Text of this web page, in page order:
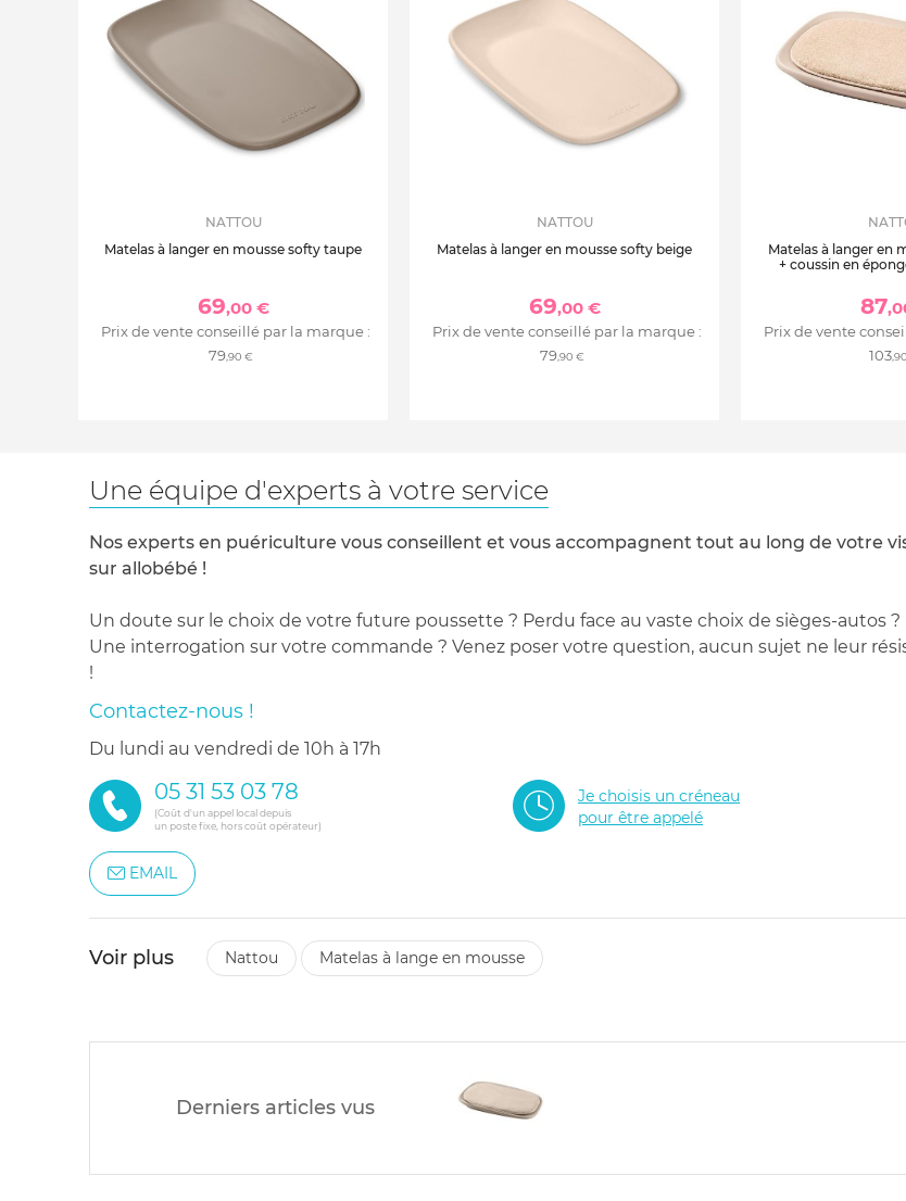
NATTOU
Matelas à langer en mousse softy taupe
69,00 €
Prix de vente conseillé par la marque :
79,90 €
NATTOU
Matelas à langer en mousse softy beige
69,00 €
Prix de vente conseillé par la marque :
79,90 €
Matelas à langer en
+ coussin en
87
Prix de vente
103
Une équipe d'experts à votre service
Nos experts en puériculture vous conseillent et vous accompagnent tout au long de votre
sur allobébé !
Un doute sur le choix de votre future poussette ? Perdu face au vaste choix de sièges-autos ?
Une interrogation sur votre commande ? Venez poser votre question, aucun sujet ne leur
!
Contactez-nous !
du lundi au vendredi de 10h à 17h
05 31 53 03 78
(Coût d'un appel local depuis
un poste fixe, hors coût opérateur)
Je choisis un créneau
pour être appelé
EMAIL
Voir plus nattou matelas à lange en mousse
Derniers articles vus